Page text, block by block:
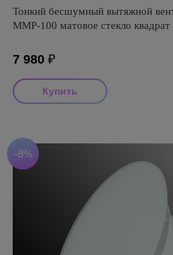
Тонкий бесшумный вытяжной
ММР-100 матовое стекло
7 980 ₽
-8%